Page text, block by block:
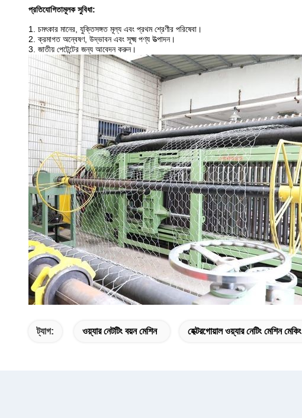
প্রতিযোগিতামূলক সুবিধা:
1. চমৎকার মানের, যুক্তিসঙ্গত মূল্য এবং প্রথম শ্রেণীর পরিষেবা।
2. ক্রমাগত অন্বেষণ, উদ্ভাবন এবং সূক্ষ্ম পণ্য উত্পাদন।
3. জাতীয় পেটেন্টের জন্য আবেদন করুন।
ট্যাগ: ওয়্যার নেটটিং বয়ন মেশিন হেক্টরগোয়াল ওয়্যার নেটিং মেশিন মেকিং